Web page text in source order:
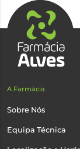
A Farmácia
Sobre Nós
Equipa Técnica